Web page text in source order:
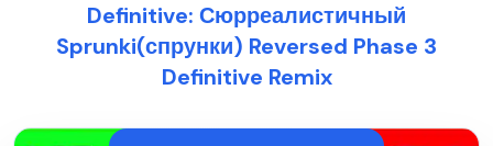
Definitive: Сюрреалистичный
Sprunki(спрунки) Reversed Phase 3
Definitive Remix